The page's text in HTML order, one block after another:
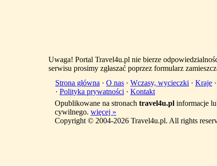
Uwaga! Portal Travel4u.pl nie bierze
serwisu prosimy zgłaszać poprzez formularz
Strona główna · O nas · Wczasy, wycieczki · Kraje
· Polityka prywatności · Kontakt
Opublikowane na stronach travel4u.pl informacje
cywilnego. więcej »
Copyright © 2004-2026 Travel4u.pl. All rights